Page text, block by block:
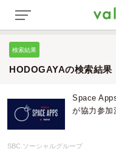
検索結果
HODOGAYAの検索結果
Space
が協力参加
SBC.ソーシャルグループ